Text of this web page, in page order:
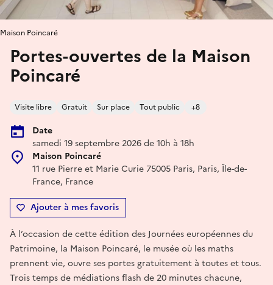
Portes-ouvertes de la Maison
Poincaré
Visite libre Gratuit Sur place Tout public +8
Date
samedi 19 septembre 2026 de 10h à 18h
Maison Poincaré
11 rue Pierre et Marie Curie 75005 Paris, Paris, Île-de-
France, France
Ajouter à mes favoris
Maison Poincaré
À l’occasion de cette édition des Journées européennes du
Patrimoine, la Maison Poincaré, le musée où les maths
prennent vie, ouvre ses portes gratuitement à toutes et tous.
Trois temps de médiations flash de 20 minutes chacune,